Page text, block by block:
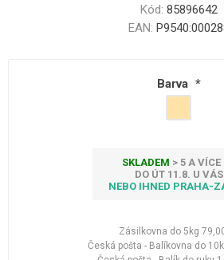
Kód: 85896642
EAN:
Barva *
SKLADEM > 5 A VÍCE
DO ÚT 11.8. U VÁS
NEBO IHNED PRAHA-
Zásilkovna do 5kg
Česká pošta - Balíkovna do